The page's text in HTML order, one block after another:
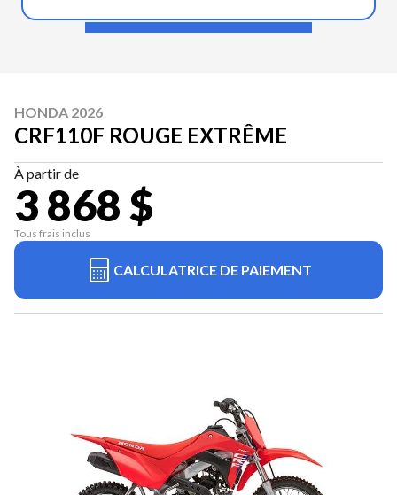
HONDA 2026
CRF110F ROUGE EXTRÊME
À partir de
3 868 $
Tous frais inclus
CALCULATRICE DE PAIEMENT